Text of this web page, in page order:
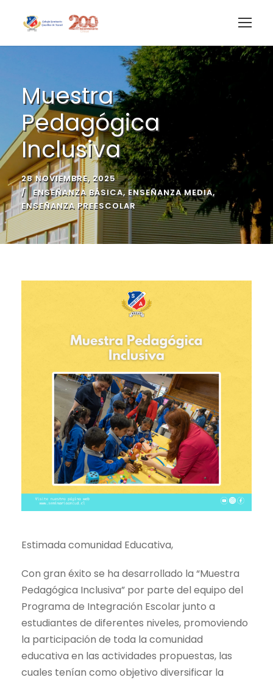
Muestra
Pedagógica
Inclusiva
28 NOVIEMBRE, 2025
ENSEÑANZA BÁSICA, ENSEÑANZA MEDIA,
ENSEÑANZA PREESCOLAR
Estimada comunidad Educativa,
Con gran éxito se ha desarrollado la “Muestra
Pedagógica Inclusiva” por parte del equipo del
Programa de Integración Escolar junto a
estudiantes de diferentes niveles, promoviendo
la participación de toda la comunidad
educativa en las actividades propuestas, las
cuales tenían como objetivo diversificar la